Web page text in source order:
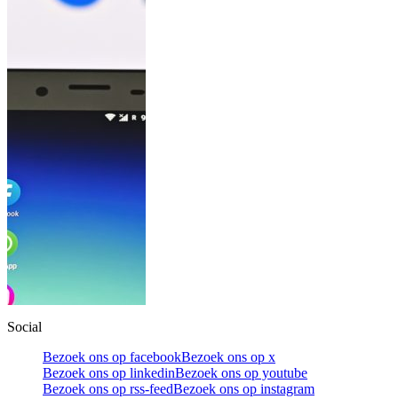
Social
Bezoek ons op facebookBezoek ons op x
Bezoek ons op linkedinBezoek ons op youtube
Bezoek ons op rss-feedBezoek ons op instagram